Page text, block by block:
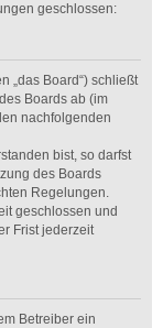
geschlossen:
„das Board“) schließt
Boards ab (im
nachfolgenden
bist, so darfst
des Boards
Regelungen.
geschlossen und
Frist jederzeit
Betreiber ein